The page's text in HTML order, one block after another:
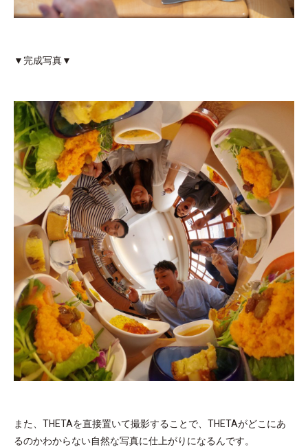
▼完成写真▼
また、THETAを直接置いて撮影することで、THETAがどこにあ
るのかわからない自然な写真に仕上がりになるんです。